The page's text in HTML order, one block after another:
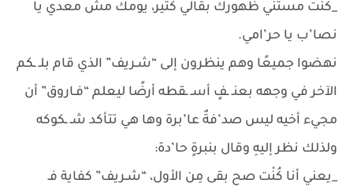
_كُنْت مستني ظهورك بقالي كتير، يومك مش معدي يا
نصا’ب يا حر’امي.
نهضوا جميعًا وهم ينظرون إلى “شـريف” الذي قام بلـ ـكم
الآخر في وجهه بعنـ ـفٍ أسـ ـقطه أرضًا ليعلم “فـاروق” أن
مجيء أخيه ليس صد’فةٌ عا’برة وها هي تتأكد شـ ـكوكه
ولذلك نظر إليهِ وقال بنبرةٍ حا’دة:
_يعني أنا كُنْت صح بقى مِن الأول، “شـريف” كفاية فـ